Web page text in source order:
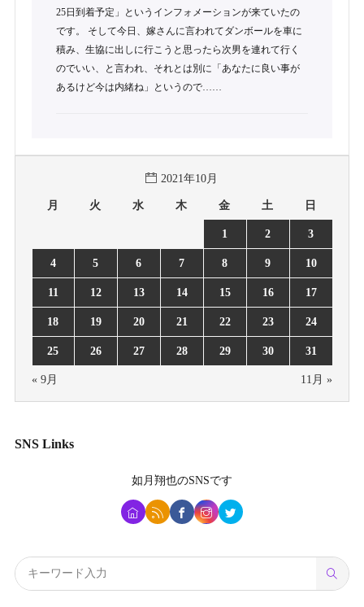
25日到着予定」というインフォメーションが来ていたの
です。 そして今日、嫁さんに言われてダンボールを車に
積み、生協に出しに行こうと思ったら次男を連れて行く
のでいい、と言われ、それとは別に「あなたに良い事が
あるけど今は内緒ね」というので……
2021年10月
月 火 水 木 金 土 日
1 2 3
4 5 6 7 8 9 10
11 12 13 14 15 16 17
18 19 20 21 22 23 24
25 26 27 28 29 30 31
« 9月 11月 »
SNS Links
如月翔也のSNSです